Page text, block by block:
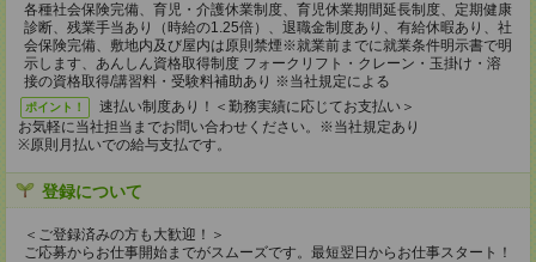
各種社会保険完備、育児・介護休業制度、育児休業期間延長制度、定期健康
診断、残業手当あり（時給の1.25倍）、退職金制度あり、有給休暇あり、社
会保険完備、敷地内及び屋内は原則禁煙※就業前までに就業条件明示書で明
示します、あんしん資格取得制度 フォークリフト・クレーン・玉掛け・溶
接の資格取得/講習料・受験料補助あり ※当社規定による
ポイント！
速払い制度あり！＜勤務実績に応じてお支払い＞
お気軽に当社担当までお問い合わせください。※当社規定あり
※原則月払いでの給与支払です。
登録について
＜ご登録済みの方も大歓迎！＞
ご応募からお仕事開始までがスムーズです。最短翌日からお仕事スタート！